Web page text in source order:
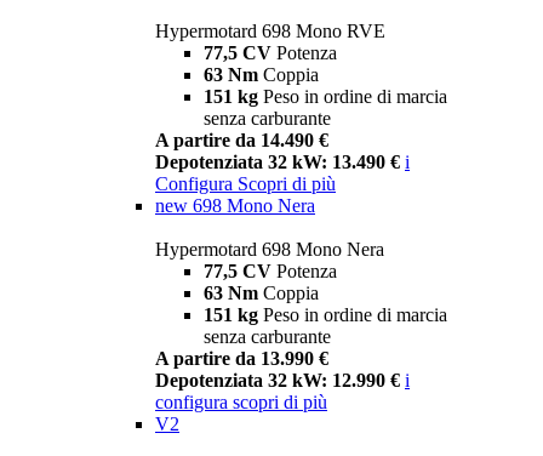
Hypermotard 698 Mono RVE
77,5 CV Potenza
63 Nm Coppia
151 kg Peso in ordine di marcia
senza carburante
A partire da 14.490 €
Depotenziata 32 kW: 13.490 € i
Configura Scopri di più
new 698 Mono Nera
Hypermotard 698 Mono Nera
77,5 CV Potenza
63 Nm Coppia
151 kg Peso in ordine di marcia
senza carburante
A partire da 13.990 €
Depotenziata 32 kW: 12.990 € i
configura scopri di più
V2